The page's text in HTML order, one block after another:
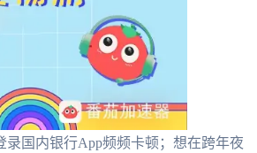
国内银行App频频卡顿；想在跨年夜